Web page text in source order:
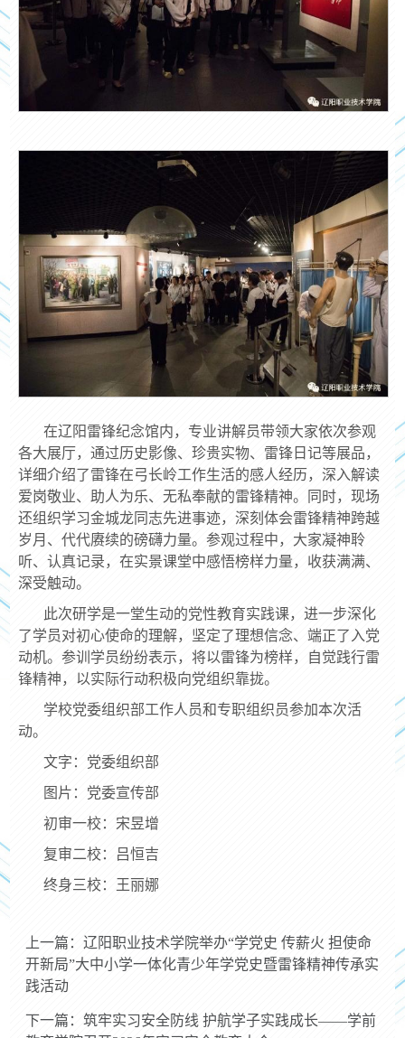
在辽阳雷锋纪念馆内，专业讲解员带领大家依次参观
各大展厅，通过历史影像、珍贵实物、雷锋日记等展品，
详细介绍了雷锋在弓长岭工作生活的感人经历，深入解读
爱岗敬业、助人为乐、无私奉献的雷锋精神。同时，现场
还组织学习金城龙同志先进事迹，深刻体会雷锋精神跨越
岁月、代代赓续的磅礴力量。参观过程中，大家凝神聆
听、认真记录，在实景课堂中感悟榜样力量，收获满满、
深受触动。
此次研学是一堂生动的党性教育实践课，进一步深化
了学员对初心使命的理解，坚定了理想信念、端正了入党
动机。参训学员纷纷表示，将以雷锋为榜样，自觉践行雷
锋精神，以实际行动积极向党组织靠拢。
学校党委组织部工作人员和专职组织员参加本次活
动。
文字：党委组织部
图片：党委宣传部
初审一校：宋昱增
复审二校：吕恒吉
终身三校：王丽娜
上一篇：辽阳职业技术学院举办“学党史 传薪火 担使命
开新局”大中小学一体化青少年学党史暨雷锋精神传承实
践活动
下一篇：筑牢实习安全防线 护航学子实践成长——学前